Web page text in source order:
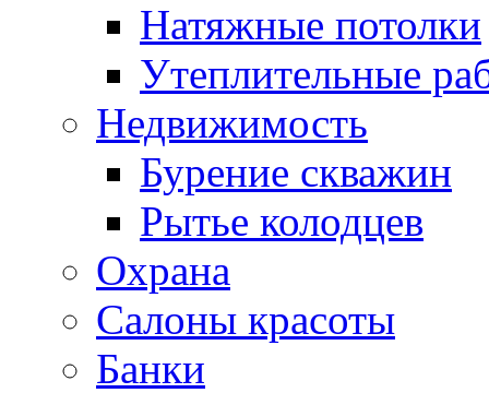
Натяжные потолки
Утеплительные
Недвижимость
Бурение скважин
Рытье колодцев
Охрана
Салоны красоты
Банки